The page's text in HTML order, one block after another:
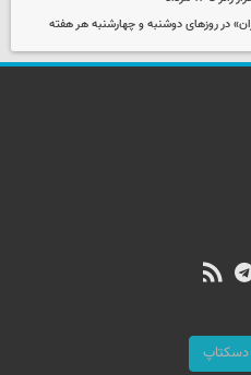
در روزهای دوشنبه و چهارشنبه هر هفته